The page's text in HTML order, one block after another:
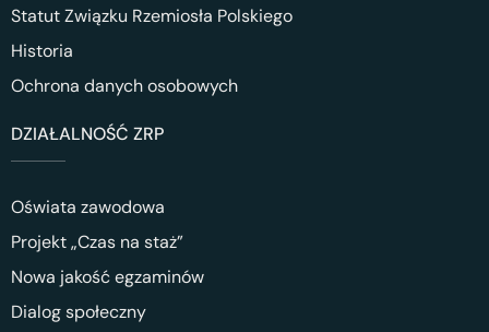
Statut Związku Rzemiosła Polskiego
Historia
Ochrona danych osobowych
DZIAŁALNOŚĆ ZRP
Oświata zawodowa
Projekt „Czas na staż”
Nowa jakość egzaminów
Dialog społeczny